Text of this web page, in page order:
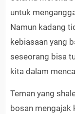
untuk
Namun kadang
kebiasaan yang
seseorang bisa
kita dalam
Teman yang
bosan mengajak